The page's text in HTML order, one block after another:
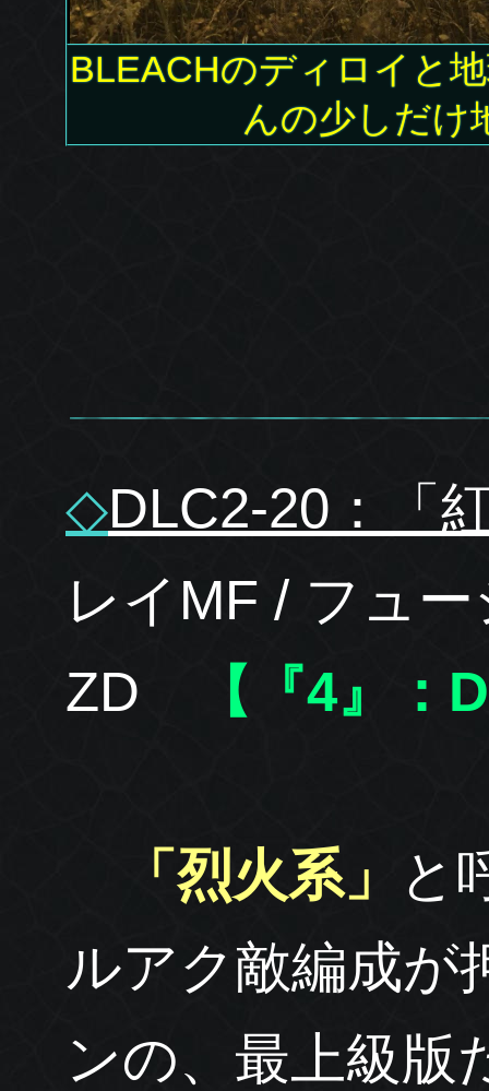
BLEACHのディロイと
んの少しだ
◇DLC2-20：「
レイMF / フュ
ZD
【『4』：
「烈火系」
と
ルアク敵編成が
ンの、最上級版